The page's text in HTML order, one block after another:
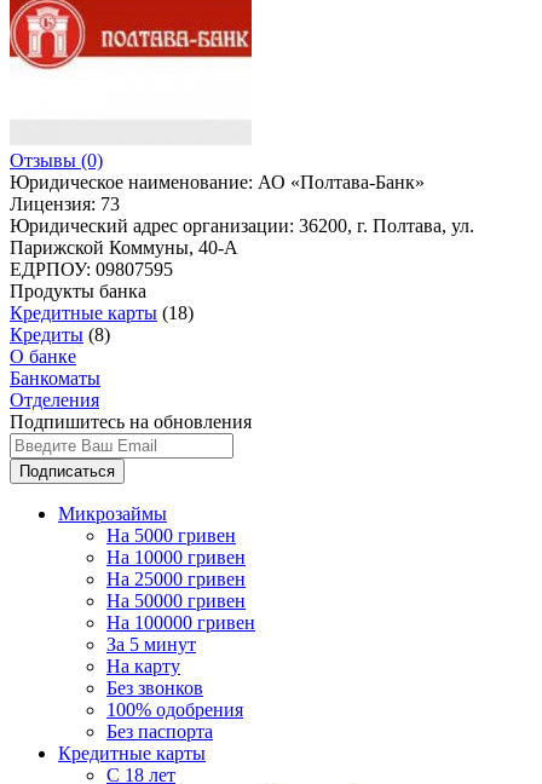
Отзывы (0)
Юридическое наименование: АО «Полтава-Банк»
Лицензия: 73
Юридический адрес организации: 36200, г. Полтава, ул.
Парижской Коммуны, 40-А
ЕДРПОУ: 09807595
Продукты банка
Кредитные карты (18)
Кредиты (8)
О банке
Банкоматы
Отделения
Подпишитесь на обновления
Подписаться
Микрозаймы
На 5000 гривен
На 10000 гривен
На 25000 гривен
На 50000 гривен
На 100000 гривен
За 5 минут
На карту
Без звонков
100% одобрения
Без паспорта
Кредитные карты
C 18 лет